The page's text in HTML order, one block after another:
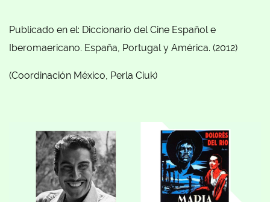
Publicado en el: Diccionario del Cine Español e
Iberomaericano. España, Portugal y América. (2012)
(Coordinación México, Perla Ciuk)